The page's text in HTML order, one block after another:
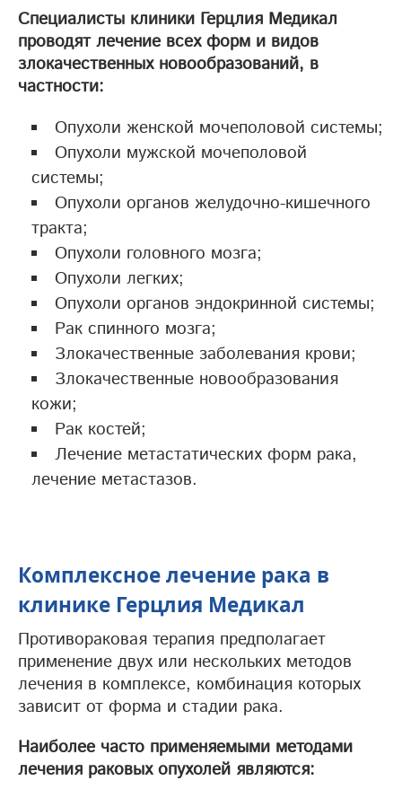
Специалисты клиники Герцлия Медикал
проводят лечение всех форм и видов
злокачественных новообразований, в
частности:
Опухоли женской мочеполовой системы;
Опухоли мужской мочеполовой
системы;
Опухоли органов желудочно-кишечного
тракта;
Опухоли головного мозга;
Опухоли легких;
Опухоли органов эндокринной системы;
Рак спинного мозга;
Злокачественные заболевания крови;
Злокачественные новообразования
кожи;
Рак костей;
Лечение метастатических форм рака,
лечение метастазов.
Комплексное лечение рака в
клинике Герцлия Медикал
Противораковая терапия предполагает
применение двух или нескольких методов
лечения в комплексе, комбинация которых
зависит от форма и стадии рака.
Наиболее часто применяемыми методами
лечения раковых опухолей являются: